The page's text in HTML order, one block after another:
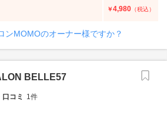
￥4,980 （税込）
ンMOMOのオーナー様ですか？
BELLE57
口コミ 1件